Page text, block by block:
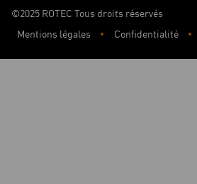
©2025 ROTEC Tous droits réservés
Mentions légales
Confidentialité